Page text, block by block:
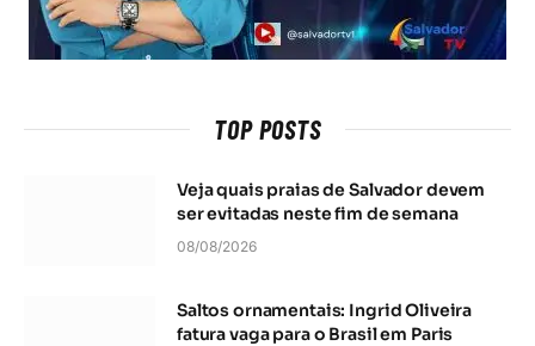
TOP POSTS
Veja quais praias de Salvador devem
ser evitadas neste fim de semana
08/08/2026
Saltos ornamentais: Ingrid Oliveira
fatura vaga para o Brasil em Paris